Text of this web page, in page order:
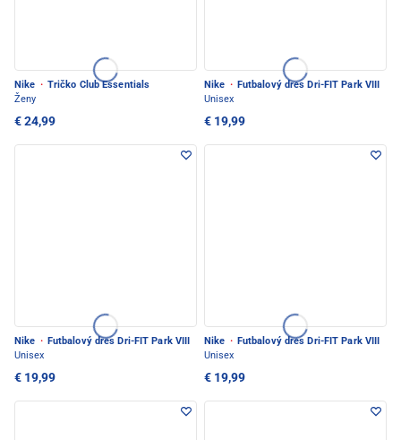
Nike · Tričko Club Essentials
Ženy
€ 24,99
Nike · Futbalový dres Dri-FIT Park VIII
Unisex
€ 19,99
Nike · Futbalový dres Dri-FIT Park VIII
Unisex
€ 19,99
Nike · Futbalový dres Dri-FIT Park VIII
Unisex
€ 19,99